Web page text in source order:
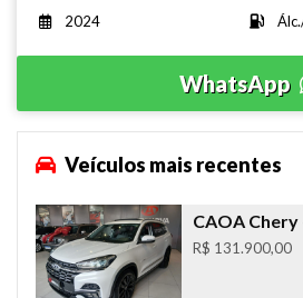
2024
WhatsApp
Veículos mais recentes
CAOA Chery
R$ 131.900,00